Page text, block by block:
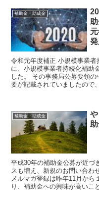
補助金・助成金
発
令和元年度補正 小規模事業者
に、小規模事業者持続化補助
した。 その事務局公募要領
要が記載されていましたので
補助金・助成金
平成30年の補助金公募が近づ
スも増え、新規のお問い合わ
メルマガ登録は昨年11月から
り、補助金への興味が高いこ